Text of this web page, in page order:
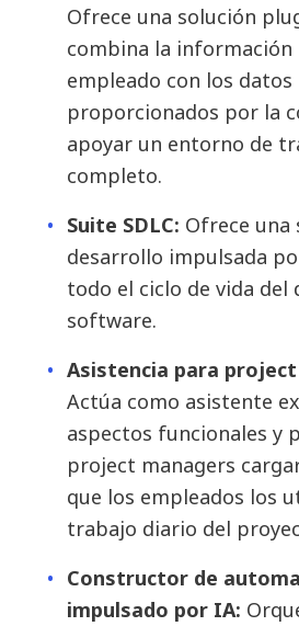
Ofrece una solución
combina la información
empleado con los datos
proporcionados por la
apoyar un entorno de
completo.
Suite SDLC: Ofrece una
desarrollo impulsada
todo el ciclo de vida del
software.
Asistencia para
Actúa como asistente
aspectos funcionales y
project managers
que los empleados los
trabajo diario del
Constructor de
impulsado por IA: